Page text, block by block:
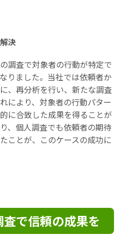
決
調査で対象者の行動が特定で
りました。当社では依頼者か
、再分析を行い、新たな調査
により、対象者の行動パター
に合致した成果を得ることが
、個人調査でも依頼者の期待
ことが、このケースの成功に
で信頼の成果を